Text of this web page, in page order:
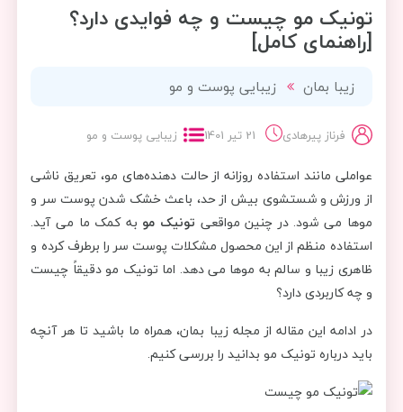
تونیک مو چیست و چه فوایدی دارد؟
[راهنمای کامل]
زیبا بمان زیبایی پوست و مو
فرناز پیرهادی 21 تیر 1401 زیبایی پوست و مو
عواملی مانند استفاده روزانه از حالت دهنده‌های مو، تعریق ناشی
از ورزش و شستشوی بیش از حد، باعث خشک شدن پوست سر و
موها می شود. در چنین مواقعی تونیک مو به کمک ما می آید.
استفاده منظم از این محصول مشکلات پوست سر را برطرف کرده و
ظاهری زیبا و سالم به موها می دهد. اما تونیک مو دقیقاً چیست
و چه کاربردی دارد؟
در ادامه این مقاله از مجله زیبا بمان، همراه ما باشید تا هر آنچه
باید درباره تونیک مو بدانید را بررسی کنیم.